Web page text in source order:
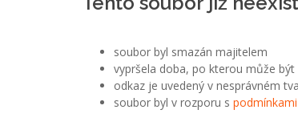
soubor byl smazán majitelem
vypršela doba, po kterou může
odkaz je uvedený v nesprávném
soubor byl v rozporu s